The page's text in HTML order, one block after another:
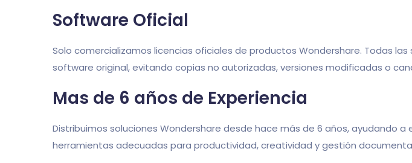
Software Oficial
Solo comercializamos licencias oficiales de productos Wondershare. Todas
software original, evitando copias no autorizadas, versiones modificadas o
Mas de 6 años de Experiencia
Distribuimos soluciones Wondershare desde hace más de 6 años, ayudando
herramientas adecuadas para productividad, creatividad y gestión